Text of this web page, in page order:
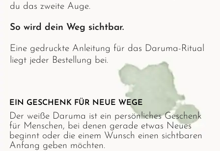
du das zweite Auge.
So wird dein Weg sichtbar.
Eine gedruckte Anleitung für das Daruma-Ritual
liegt jeder Bestellung bei.
EIN GESCHENK FÜR NEUE WEGE
Der weiße Daruma ist ein persönliches Geschenk
für Menschen, bei denen gerade etwas Neues
beginnt oder die einem Wunsch einen sichtbaren
Anfang geben möchten.